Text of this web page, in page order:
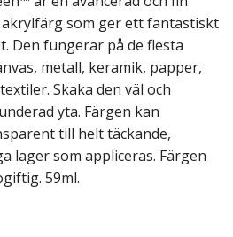
som ger ett fantastiskt
Den fungerar på de flesta
metall, keramik, papper,
Skaka den väl och
yta. Färgen kan
till helt täckande,
lager som appliceras. Färgen
59ml.